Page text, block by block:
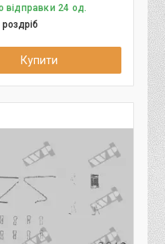
відправки 24 од.
Купити